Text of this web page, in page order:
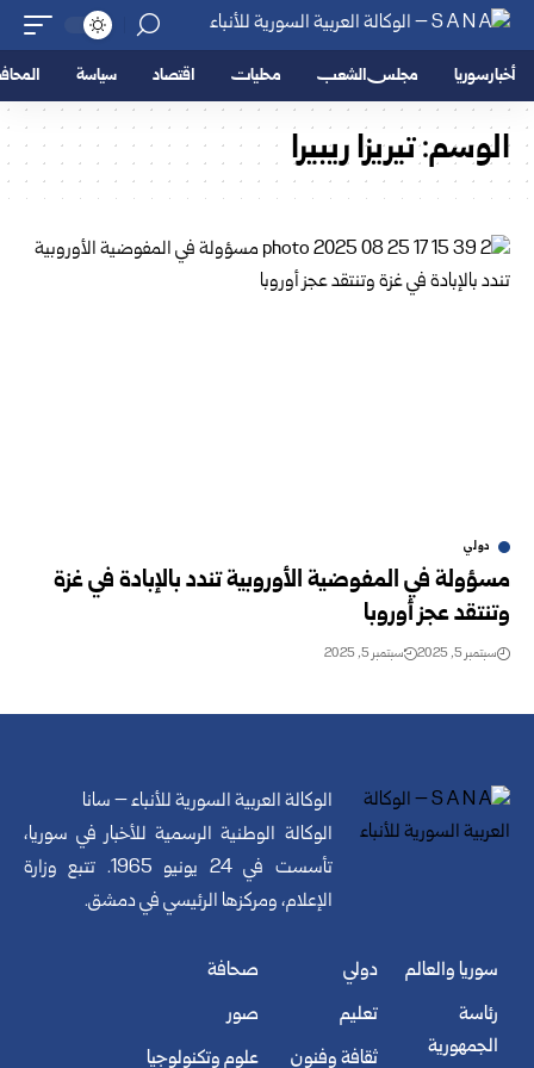
أخبار سوريا مجلس الشعب محليات اقتصاد سياسة
الوسم:تيريزا ريبيرا
دولي
مسؤولة في المفوضية الأوروبية تندد بالإبادة في غزة
وتنتقد عجز أوروبا
سبتمبر 5, 2025 سبتمبر 5, 2025
الوكالة العربية السورية للأنباء – سانا
الوكالة الوطنية الرسمية للأخبار في سوريا،
تأسست في 24 يونيو 1965. تتبع وزارة
الإعلام، ومركزها الرئيسي في دمشق.
سوريا والعالم
رئاسة
الجمهورية
دولي
تعليم
ثقافة وفنون
صحافة
صور
علوم وتكنولوجيا